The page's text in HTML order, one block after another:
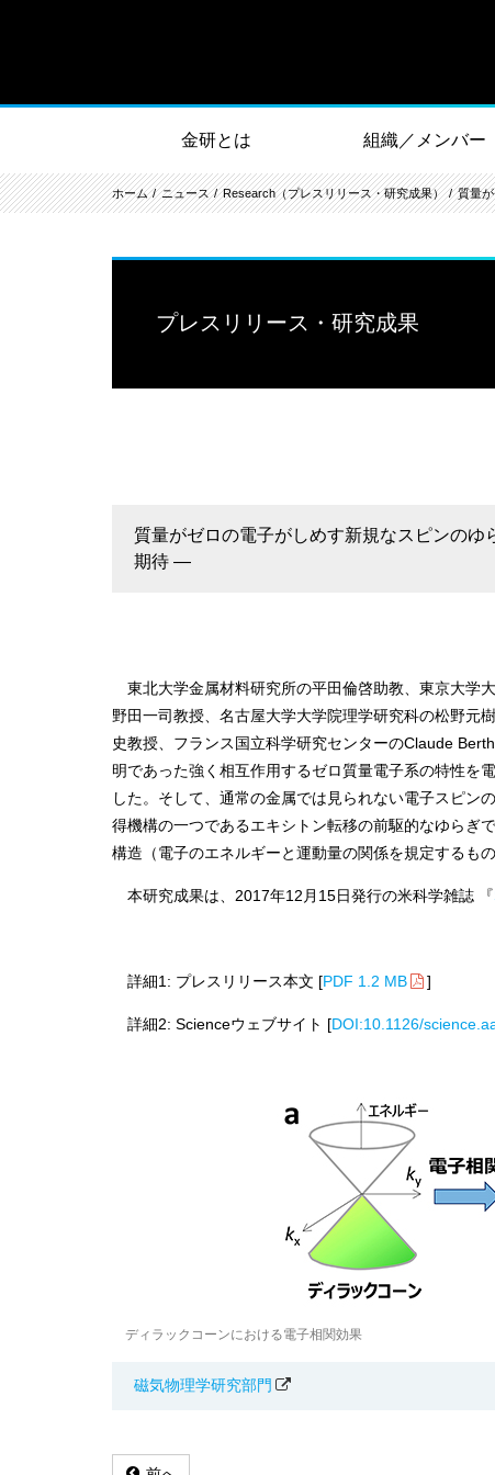
金研とは 組織／メンバー
ホーム ニュース Research（プレスリリース・研究成果） 質量
プレスリリース・研究成果
質量がゼロの電子がしめす新規なスピンの
期待 ―
東北大学金属材料研究所の平田倫啓助教、東京大学
野田一司教授、名古屋大学大学院理学研究科の松野元
史教授、フランス国立科学研究センターのClaude
明であった強く相互作用するゼロ質量電子系の特性を
した。そして、通常の金属では見られない電子スピン
得機構の一つであるエキシトン転移の前駆的なゆらぎ
構造（電子のエネルギーと運動量の関係を規定するも
本研究成果は、2017年12月15日発行の米科学雑誌 『
詳細1: プレスリリース本文 [PDF 1.2 MB ]
詳細2: Scienceウェブサイト [DOI:10.1126/
ディラックコーンにおける電子相関効果
磁気物理学研究部門